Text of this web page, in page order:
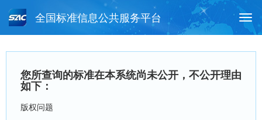
全国标准信息公共服务平台
首页 行业标准 标准查询
月报查询 标准公告查询 帮助中心
您所查询的标准在本系统尚未公开，不公开理由
如下：
版权问题